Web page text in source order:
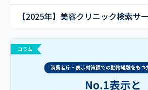
【2025年】美容クリニック検索サ